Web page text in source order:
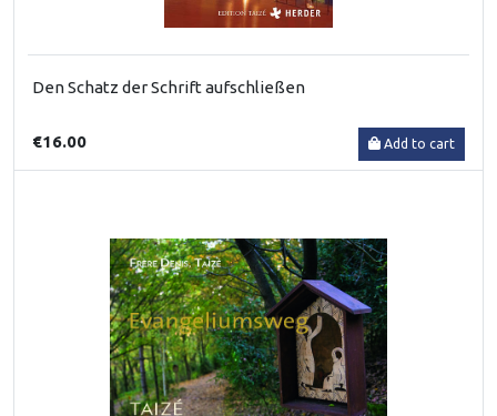
Den Schatz der Schrift aufschließen
€16.00 Add to cart